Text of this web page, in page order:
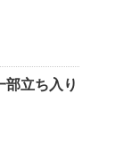
部立ち入り